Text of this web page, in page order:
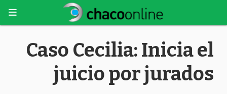
Caso Cecilia: Inicia el
juicio por jurados